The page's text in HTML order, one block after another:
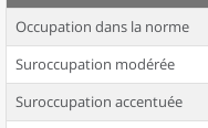
Occupation dans la norme
Suroccupation modérée
Suroccupation accentuée